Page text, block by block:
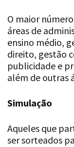
O maior
áreas de
ensino médio,
direito, gestão
publicidade e
além de outras
Simulação
Aqueles que
ser sorteados